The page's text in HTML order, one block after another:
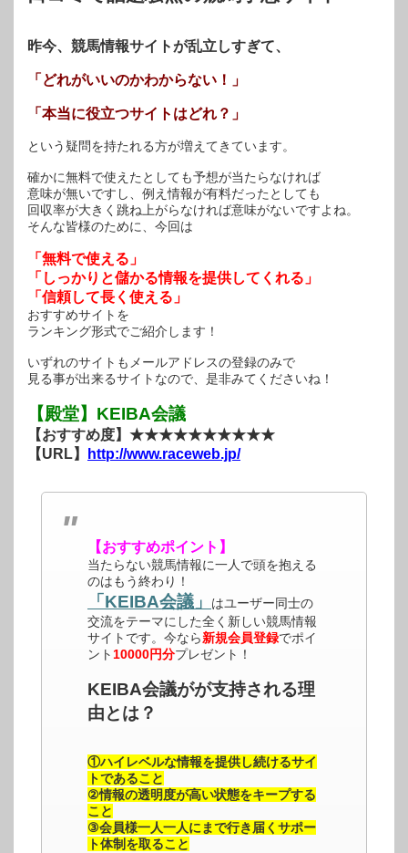
昨今、競馬情報サイトが乱立しすぎて、
「どれがいいのかわからない！」
「本当に役立つサイトはどれ？」
という疑問を持たれる方が増えてきています。
確かに無料で使えたとしても予想が当たらなければ
意味が無いですし、例え情報が有料だったとしても
回収率が大きく跳ね上がらなければ意味がないですよね。
そんな皆様のために、今回は
「無料で使える」
「しっかりと儲かる情報を提供してくれる」
「信頼して長く使える」
おすすめサイトを
ランキング形式でご紹介します！
いずれのサイトもメールアドレスの登録のみで
見る事が出来るサイトなので、是非みてくださいね！
【殿堂】KEIBA会議
【おすすめ度】★★★★★★★★★★
【URL】
http://www.raceweb.jp/
【おすすめポイント】
当たらない競馬情報に一人で頭を抱える
のはもう終わり！
「KEIBA会議」
はユーザー同士の
交流をテーマにした全く新しい競馬情報
サイトです。今なら新規会員登録でポイ
ント 10000円分プレゼント！
KEIBA会議がが支持される理
由とは？
①ハイレベルな情報を提供し続けるサイ
トであること
②情報の透明度が高い状態をキープする
こと
③会員様一人一人にまで行き届くサポー
ト体制を取ること